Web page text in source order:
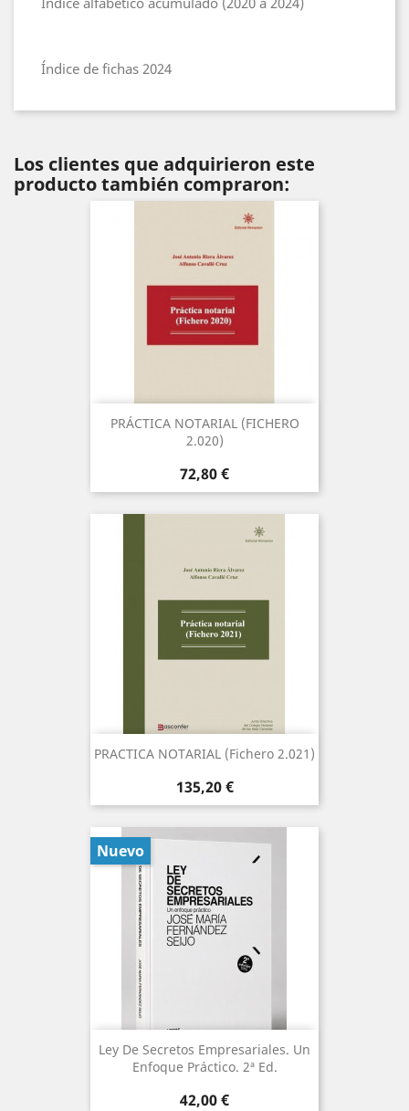
Índice de fichas 2024
Los clientes que adquirieron este
producto también compraron:
PRÁCTICA NOTARIAL (FICHERO
2.020)
Precio
72,80 €
PRACTICA NOTARIAL (Fichero 2.021)
Precio
135,20 €
Ley De Secretos Empresariales. Un
Enfoque Práctico. 2ª Ed.
Precio
42,00 €
Nuevo